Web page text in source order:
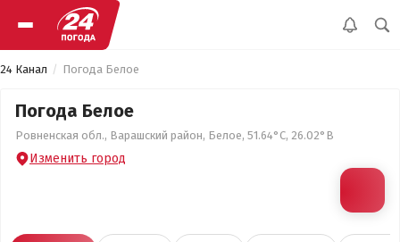
24 Канал Погода Белое
Погода Белое
Ровненская обл., Варашский район, Белое, 51.64°С, 26.02°В
Изменить город